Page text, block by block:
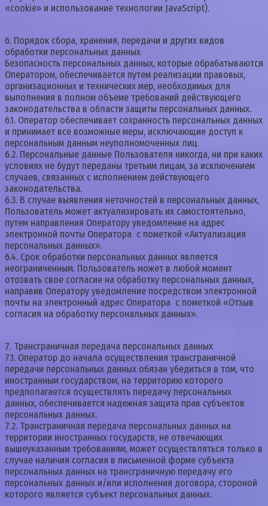
«cookie» и использование технологии JavaScript).
6. Порядок сбора, хранения, передачи и других видов
обработки персональных данных
Безопасность персональных данных, которые обрабатываются
Оператором, обеспечивается путем реализации правовых,
организационных и технических мер, необходимых для
выполнения в полном объеме требований действующего
законодательства в области защиты персональных данных.
6.1. Оператор обеспечивает сохранность персональных данных
и принимает все возможные меры, исключающие доступ к
персональным данным неуполномоченных лиц.
6.2. Персональные данные Пользователя никогда, ни при каких
условиях не будут переданы третьим лицам, за исключением
случаев, связанных с исполнением действующего
законодательства.
6.3. В случае выявления неточностей в персональных данных,
Пользователь может актуализировать их самостоятельно,
путем направления Оператору уведомление на адрес
электронной почты Оператора с пометкой «Актуализация
персональных данных».
6.4. Срок обработки персональных данных является
неограниченным. Пользователь может в любой момент
отозвать свое согласие на обработку персональных данных,
направив Оператору уведомление посредством электронной
почты на электронный адрес Оператора с пометкой «Отзыв
согласия на обработку персональных данных».
7. Трансграничная передача персональных данных
7.1. Оператор до начала осуществления трансграничной
передачи персональных данных обязан убедиться в том, что
иностранным государством, на территорию которого
предполагается осуществлять передачу персональных
данных, обеспечивается надежная защита прав субъектов
персональных данных.
7.2. Трансграничная передача персональных данных на
территории иностранных государств, не отвечающих
вышеуказанным требованиям, может осуществляться только в
случае наличия согласия в письменной форме субъекта
персональных данных на трансграничную передачу его
персональных данных и/или исполнения договора, стороной
которого является субъект персональных данных.